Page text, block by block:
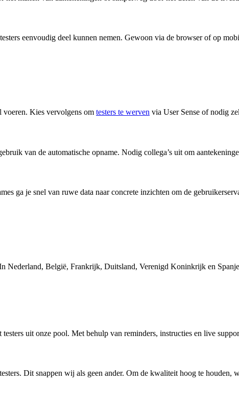
eenvoudig deel kunnen nemen. Gewoon via de browser of op
voeren. Kies vervolgens om testers te werven via User Sense of nodig
van de automatische opname. Nodig collega’s uit om
ga je snel van ruwe data naar concrete inzichten om de
Nederland, België, Frankrijk, Duitsland, Verenigd Koninkrijk en
uit onze pool. Met behulp van reminders, instructies en live
Dit snappen wij als geen ander. Om de kwaliteit hoog te houden,